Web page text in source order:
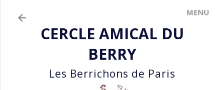
CERCLE AMICAL DU
BERRY
Les Berrichons de Paris